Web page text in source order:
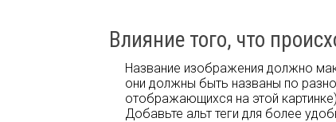
Влияние того, что
Название изображения должно
они должны быть названы по
отображающихся на этой
Добавьте альт теги для более